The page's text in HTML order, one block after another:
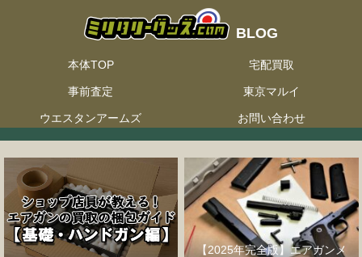
本体TOP 宅配買取
事前査定 東京マルイ
ウエスタンアームズ お問い合わせ
【2025年完全版】エアガンメ